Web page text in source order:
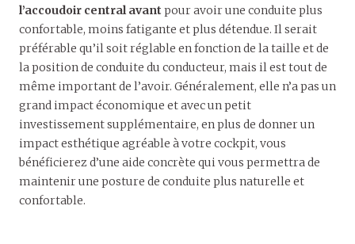
l’accoudoir central avant pour avoir une conduite plus
confortable, moins fatigante et plus détendue. Il serait
préférable qu’il soit réglable en fonction de la taille et de
la position de conduite du conducteur, mais il est tout de
même important de l’avoir. Généralement, elle n’a pas un
grand impact économique et avec un petit
investissement supplémentaire, en plus de donner un
impact esthétique agréable à votre cockpit, vous
bénéficierez d’une aide concrète qui vous permettra de
maintenir une posture de conduite plus naturelle et
confortable.